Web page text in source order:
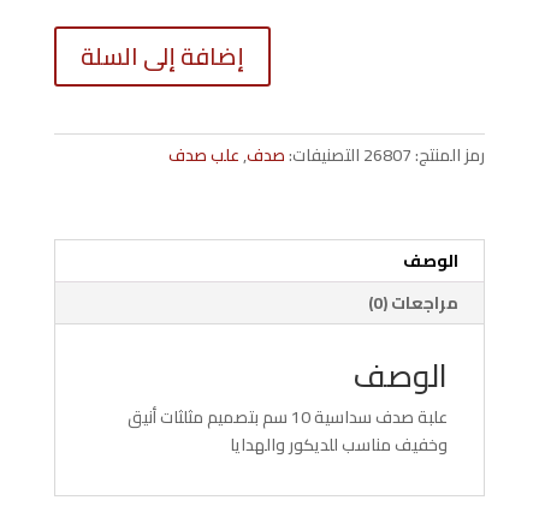
كمية
صدف
إضافة إلى السلة
رمز المنتج:26807التصنيفات:صدف,علب صدف
الوصف
مراجعات (0)
الوصف
علبة صدف سداسية 10 سم بتصميم مثلثات أنيق
وخفيف مناسب للديكور والهدايا